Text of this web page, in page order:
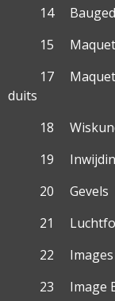
14
15 Maquette
17 Maquette
duits
18 Wiskundig
19 Inwijding
20 Gevels
21 Luchtfoto
22 Images
23 Image